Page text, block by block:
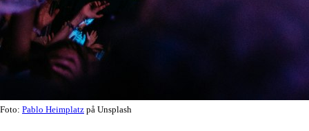
Foto: Pablo Heimplatz på Unsplash